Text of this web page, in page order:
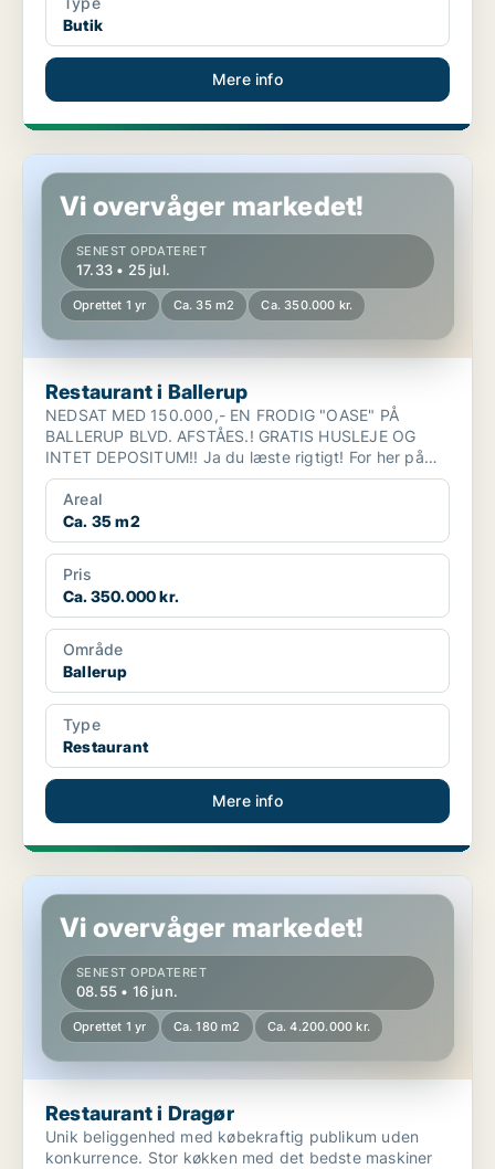
Butik
Mere info
Restaurant i Ballerup
Vi overvåger markedet!
SENEST OPDATERET
17.33 • 25 jul.
Oprettet 1 yr Ca. 35 m2 Ca. 350.000 kr.
Restaurant i Ballerup
NEDSAT MED 150.000,- EN FRODIG "OASE" PÅ
BALLERUP BLVD. AFSTÅES.! GRATIS HUSLEJE OG
INTET DEPOSITUM!! Ja du læste rigtigt! For her på
Ballerup Blvd. 8...
Areal
Ca. 35 m2
Pris
Ca. 350.000 kr.
Område
Ballerup
Type
Restaurant
Mere info
Restaurant i Dragør
Vi overvåger markedet!
SENEST OPDATERET
08.55 • 16 jun.
Oprettet 1 yr Ca. 180 m2 Ca. 4.200.000 kr.
Restaurant i Dragør
Unik beliggenhed med købekraftig publikum uden
konkurrence. Stor køkken med det bedste maskiner